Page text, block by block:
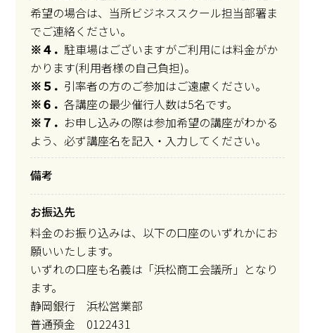
希望の場合は、当所ビジネススクール担当部署ま
でご連絡ください。
※４． 駐車場はございますがご利用には料金がか
かります(利用者様の自己負担)。
※５． 引率者の方のご参加はご遠慮ください。
※６． 各講座の最少催行人数は5名です。
※７． お申し込みの際は参加希望の講座がわかる
よう、必ず講座名を記入・入力してください。
備考
お振込先
料金のお振り込みは、以下の口座のいずれかにお
願いいたします。
いずれの口座も名義は「浜松商工会議所」となり
ます。
静岡銀行 浜松営業部
普通預金 0122431